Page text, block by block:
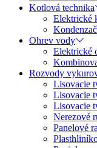
Kotlová technika
Elektrické
Ohrev vody
Elektrické
Rozvody
Lisovacie
Lisovacie
Lisovacie
Nerezové
Panelové